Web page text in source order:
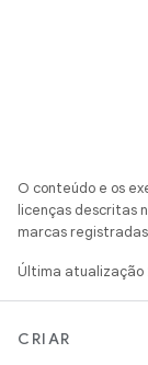
O conteúdo e os
licenças descritas
marcas
Última
CRIAR